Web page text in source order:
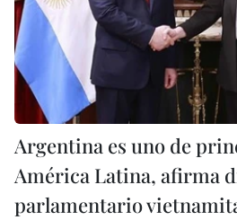
Argentina es uno de
América Latina, afirma
parlamentario